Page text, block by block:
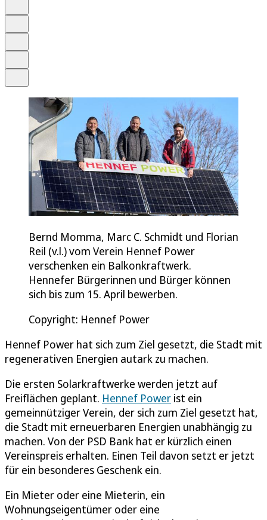
Bernd Momma, Marc C. Schmidt und Florian
Reil (v.l.) vom Verein Hennef Power
verschenken ein Balkonkraftwerk.
Hennefer Bürgerinnen und Bürger können
sich bis zum 15. April bewerben.
Copyright: Hennef Power
Hennef Power hat sich zum Ziel gesetzt, die Stadt mit
regenerativen Energien autark zu machen.
Die ersten Solarkraftwerke werden jetzt auf
Freiflächen geplant. Hennef Power ist ein
gemeinnütziger Verein, der sich zum Ziel gesetzt hat,
die Stadt mit erneuerbaren Energien unabhängig zu
machen. Von der PSD Bank hat er kürzlich einen
Vereinspreis erhalten. Einen Teil davon setzt er jetzt
für ein besonderes Geschenk ein.
Ein Mieter oder eine Mieterin, ein
Wohnungseigentümer oder eine